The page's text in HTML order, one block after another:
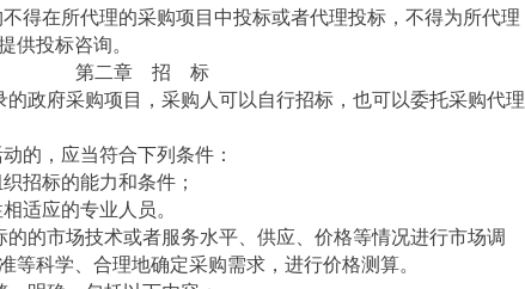
得在所代理的采购项目中投标或者代理投标，不得为所代理
供投标咨询。
第二章 招 标
政府采购项目，采购人可以自行招标，也可以委托采购代理
的，应当符合下列条件：
招标的能力和条件；
适应的专业人员。
的市场技术或者服务水平、供应、价格等情况进行市场调
等科学、合理地确定采购需求，进行价格测算。